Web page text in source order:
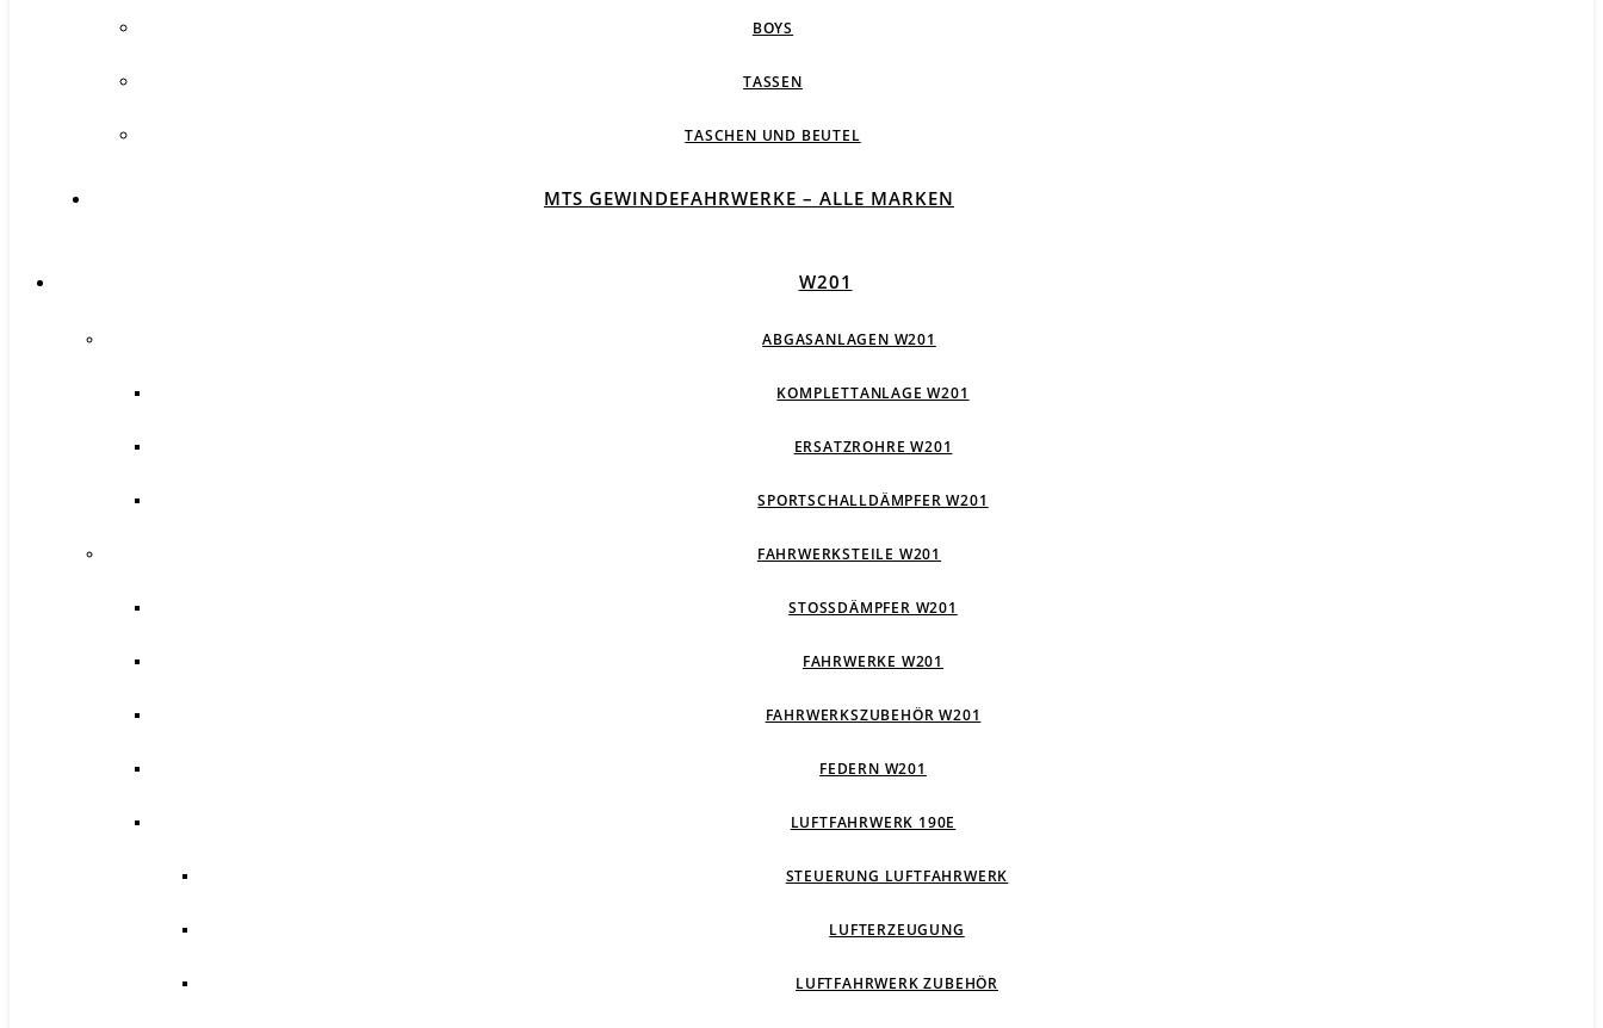
BOYS
TASSEN
TASCHEN UND BEUTEL
MTS GEWINDEFAHRWERKE – ALLE MARKEN
W201
ABGASANLAGEN W201
KOMPLETTANLAGE W201
ERSATZROHRE W201
SPORTSCHALLDÄMPFER W201
FAHRWERKSTEILE W201
STOSSDÄMPFER W201
FAHRWERKE W201
FAHRWERKSZUBEHÖR W201
FEDERN W201
LUFTFAHRWERK 190E
STEUERUNG LUFTFAHRWERK
LUFTERZEUGUNG
LUFTFAHRWERK ZUBEHÖR